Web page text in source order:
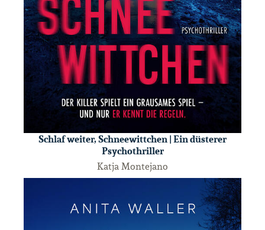
Schlaf weiter, Schneewittchen | Ein düsterer
Psychothriller
Katja Montejano